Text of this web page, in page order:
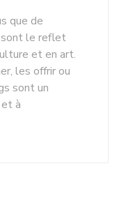
que de
le reflet
et en art.
les offrir ou
sont un
à